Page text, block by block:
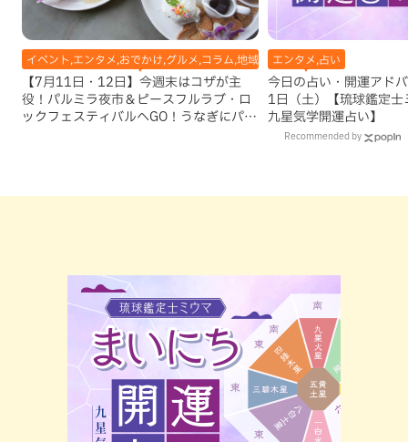
イベント,エンタメ,おでかけ,グルメ,コラム,地域,本島中部,本島北部,本島南部
【7月11日・12日】今週末はコザが主
役！パルミラ夜市＆ピースフルラブ・ロ
ックフェスティバルへGO！うなぎにパン
エンタメ,占い
今日の占い・開運アド
1日（土）【琉球鑑定士
九星気学開運占い】
Recommended by